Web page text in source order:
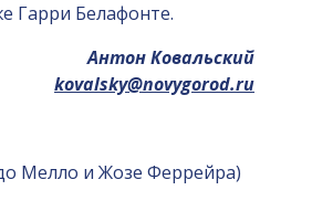
Гарри Белафонте.
Антон Ковальский
kovalsky@novygorod.ru
Мелло и Жозе Ферpейра)